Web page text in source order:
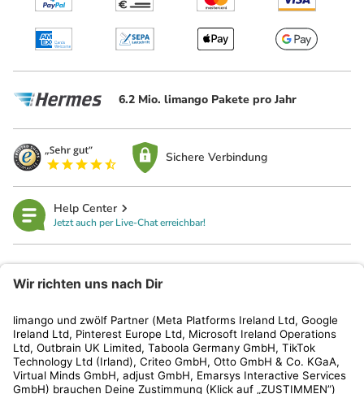
6.2 Mio. limango Pakete pro Jahr
Sichere Verbindung
Help Center
Jetzt auch per Live-Chat erreichbar!
Kundenservice
Shop